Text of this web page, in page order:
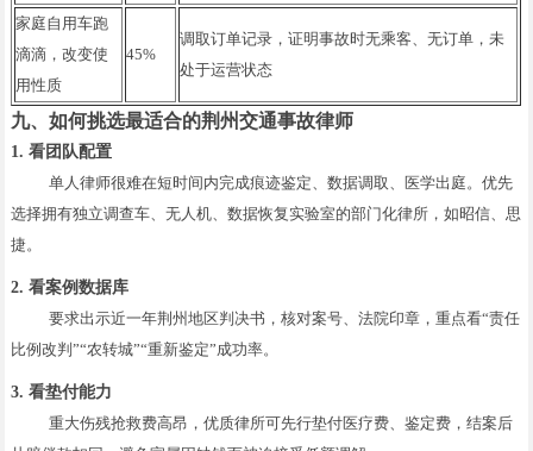
家庭自用车跑
滴滴，改变使
用性质
45%
调取订单记录，证明事故时无乘客、无订单，未
处于运营状态
九、如何挑选最适合的荆州交通事故律师
1. 看团队配置
单人律师很难在短时间内完成痕迹鉴定、数据调取、医学出庭。优先
选择拥有独立调查车、无人机、数据恢复实验室的部门化律所，如昭信、思
捷。
2. 看案例数据库
要求出示近一年荆州地区判决书，核对案号、法院印章，重点看“责任
比例改判”“农转城”“重新鉴定”成功率。
3. 看垫付能力
重大伤残抢救费高昂，优质律所可先行垫付医疗费、鉴定费，结案后